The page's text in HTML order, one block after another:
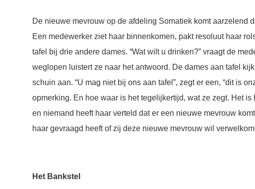
De nieuwe mevrouw op de afdeling Somatiek komt aarzelend
Een medewerker ziet haar binnenkomen, pakt resoluut haar
tafel bij drie andere dames. “Wat wilt u drinken?” vraagt de
weglopen luistert ze naar het antwoord. De dames aan tafel
schuin aan. “U mag niet bij ons aan tafel”, zegt er een, “dit is
opmerking. En hoe waar is het tegelijkertijd, wat ze zegt. Het is
en niemand heeft haar verteld dat er een nieuwe mevrouw
haar gevraagd heeft of zij deze nieuwe mevrouw wil
Het Bankstel